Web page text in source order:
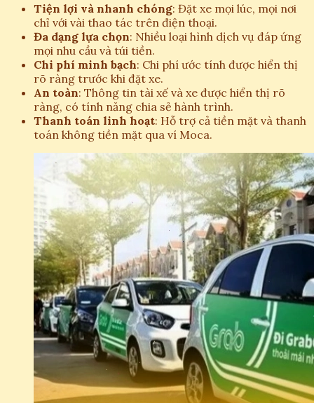
Tiện lợi và nhanh chóng: Đặt xe mọi lúc, mọi nơi
chỉ với vài thao tác trên điện thoại.
Đa dạng lựa chọn: Nhiều loại hình dịch vụ đáp ứng
mọi nhu cầu và túi tiền.
Chi phí minh bạch: Chi phí ước tính được hiển thị
rõ ràng trước khi đặt xe.
An toàn: Thông tin tài xế và xe được hiển thị rõ
ràng, có tính năng chia sẻ hành trình.
Thanh toán linh hoạt: Hỗ trợ cả tiền mặt và thanh
toán không tiền mặt qua ví Moca.